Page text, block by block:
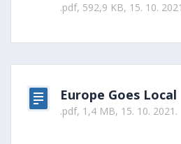
.pdf, 592,9 KB, 15. 10.
Europe Goes Local
.pdf, 1,4 MB, 15. 10. 2021.